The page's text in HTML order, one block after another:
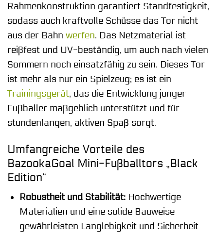
Rahmenkonstruktion garantiert Standfestigkeit,
sodass auch kraftvolle Schüsse das Tor nicht
aus der Bahn werfen. Das Netzmaterial ist
reißfest und UV-beständig, um auch nach vielen
Sommern noch einsatzfähig zu sein. Dieses Tor
ist mehr als nur ein Spielzeug; es ist ein
Trainingsgerät, das die Entwicklung junger
Fußballer maßgeblich unterstützt und für
stundenlangen, aktiven Spaß sorgt.
Umfangreiche Vorteile des
BazookaGoal Mini-Fußballtors „Black
Edition“
Robustheit und Stabilität:Hochwertige
Materialien und eine solide Bauweise
gewährleisten Langlebigkeit und Sicherheit